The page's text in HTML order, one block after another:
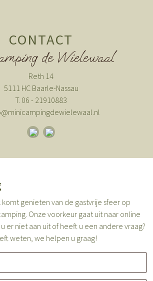
CONTACT
de Wielewaal
Reth 14
5111 HC Baarle-Nassau
T. 06 - 21910883
genieten van de gastvrije sfeer op
Onze voorkeur gaat uit naar online
er niet aan uit of heeft u een andere vraag?
weten, we helpen u graag!